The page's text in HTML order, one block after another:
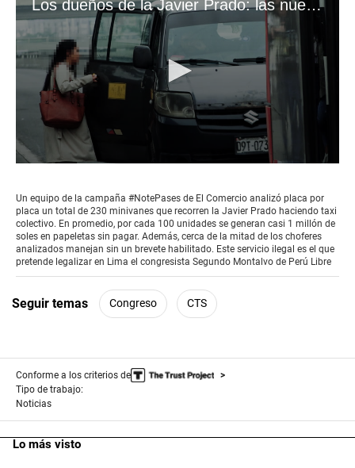
Los dueños de la Javier Prado: las nueve cabezas detrás del caos de las minivanes informales #VideosEC
of
3
minutes,
29
seconds
Un equipo de la campaña #NotePases de El Comercio analizó placa por
placa un total de 230 minivanes que recorren la Javier Prado haciendo taxi
colectivo. En promedio, por cada 100 unidades se generan casi 1 millón de
soles en papeletas sin pagar. Además, cerca de la mitad de los choferes
analizados manejan sin un brevete habilitado. Este servicio ilegal es el que
pretende legalizar en Lima el congresista Segundo Montalvo de Perú Libre
Seguir temas Congreso CTS
Conforme a los criterios de
Tipo de trabajo:
Noticias
Lo más visto